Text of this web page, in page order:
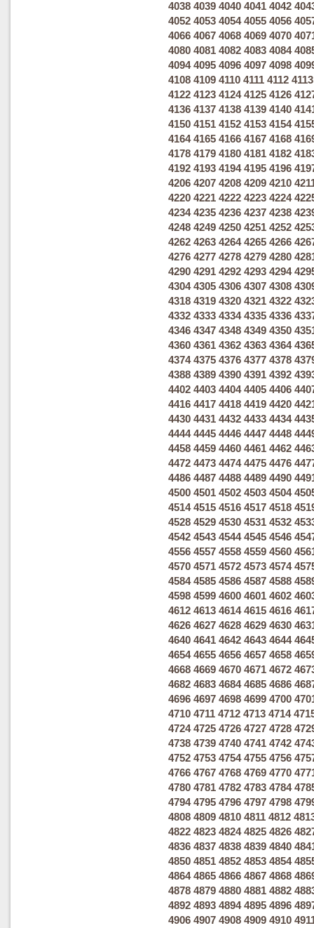
4038 4039 4040 4041 4042
4052 4053 4054 4055 4056
4066 4067 4068 4069 4070
4080 4081 4082 4083 4084
4094 4095 4096 4097 4098
4108 4109 4110 4111 4112 4113
4122 4123 4124 4125 4126
4136 4137 4138 4139 4140
4150 4151 4152 4153 4154
4164 4165 4166 4167 4168
4178 4179 4180 4181 4182
4192 4193 4194 4195 4196
4206 4207 4208 4209 4210
4220 4221 4222 4223 4224
4234 4235 4236 4237 4238
4248 4249 4250 4251 4252
4262 4263 4264 4265 4266
4276 4277 4278 4279 4280
4290 4291 4292 4293 4294
4304 4305 4306 4307 4308
4318 4319 4320 4321 4322
4332 4333 4334 4335 4336
4346 4347 4348 4349 4350
4360 4361 4362 4363 4364
4374 4375 4376 4377 4378
4388 4389 4390 4391 4392
4402 4403 4404 4405 4406
4416 4417 4418 4419 4420
4430 4431 4432 4433 4434
4444 4445 4446 4447 4448
4458 4459 4460 4461 4462
4472 4473 4474 4475 4476
4486 4487 4488 4489 4490
4500 4501 4502 4503 4504
4514 4515 4516 4517 4518
4528 4529 4530 4531 4532
4542 4543 4544 4545 4546
4556 4557 4558 4559 4560
4570 4571 4572 4573 4574
4584 4585 4586 4587 4588
4598 4599 4600 4601 4602
4612 4613 4614 4615 4616
4626 4627 4628 4629 4630
4640 4641 4642 4643 4644
4654 4655 4656 4657 4658
4668 4669 4670 4671 4672
4682 4683 4684 4685 4686
4696 4697 4698 4699 4700
4710 4711 4712 4713 4714
4724 4725 4726 4727 4728
4738 4739 4740 4741 4742
4752 4753 4754 4755 4756
4766 4767 4768 4769 4770
4780 4781 4782 4783 4784
4794 4795 4796 4797 4798
4808 4809 4810 4811 4812
4822 4823 4824 4825 4826
4836 4837 4838 4839 4840
4850 4851 4852 4853 4854
4864 4865 4866 4867 4868
4878 4879 4880 4881 4882
4892 4893 4894 4895 4896
4906 4907 4908 4909 4910